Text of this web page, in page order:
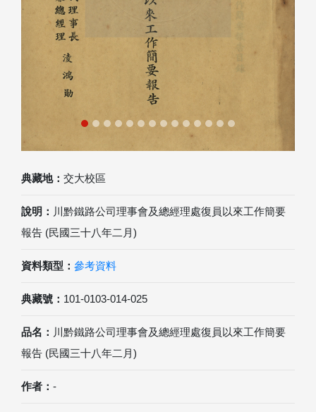
典藏地： 交大校區
說明： 川黔鐵路公司理事會及總經理處復員以來工作簡要
報告 (民國三十八年二月)
資料類型： 參考資料
典藏號： 101-0103-014-025
品名： 川黔鐵路公司理事會及總經理處復員以來工作簡要
報告 (民國三十八年二月)
作者： -